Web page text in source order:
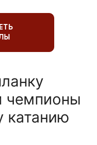
чемпионы
катанию